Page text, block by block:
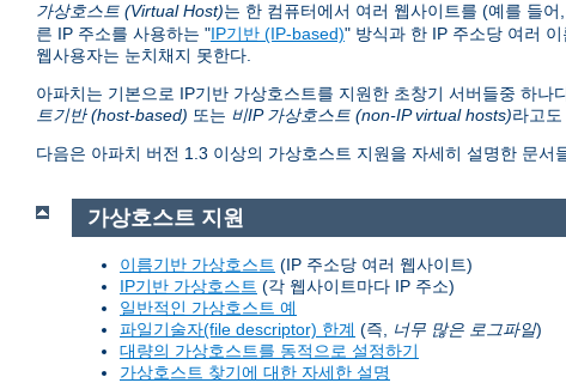
가상호스트 (Virtual Host)는 한 컴퓨터에서 여러 웹사이트를 (예를 들어,
른 IP 주소를 사용하는 "IP기반 (IP-based)" 방식과 한 IP 주소당 여러
웹사용자는 눈치채지 못한다.
아파치는 기본으로 IP기반 가상호스트를 지원한 초창기 서버들중 하
트기반 (host-based) 또는 비IP 가상호스트 (non-IP virtual hosts)라고
다음은 아파치 버전 1.3 이상의 가상호스트 지원을 자세히 설명한 문서
가상호스트 지원
이름기반 가상호스트 (IP 주소당 여러 웹사이트)
IP기반 가상호스트 (각 웹사이트마다 IP 주소)
일반적인 가상호스트 예
파일기술자(file descriptor) 한계 (즉, 너무 많은 로그파일)
대량의 가상호스트를 동적으로 설정하기
가상호스트 찾기에 대한 자세한 설명